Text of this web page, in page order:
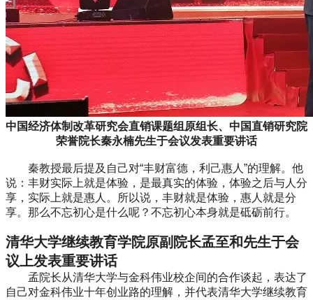
中国经济体制改革研究会直销课题组原组长、中国直销研究院
荣誉院长秦永楠先生于会议发表重要讲话
秦教授最后提及自己对“丰财富德，利己惠人”的理解。他
说：丰财实际上就是体验，是最真实的体验，体验之后与人分
享，实际上就是惠人。所以说，丰财就是体验，惠人就是分
享。那么不忘初心是什么呢？不忘初心本身就是砥砺前行。
清华大学继续教育学院原副院长孟至和先生于会
议上发表重要讲话
孟院长从清华大学与金科伟业校企间的合作谈起，表达了
自己对金科伟业十年创业路的理解，并代表清华大学继续教育